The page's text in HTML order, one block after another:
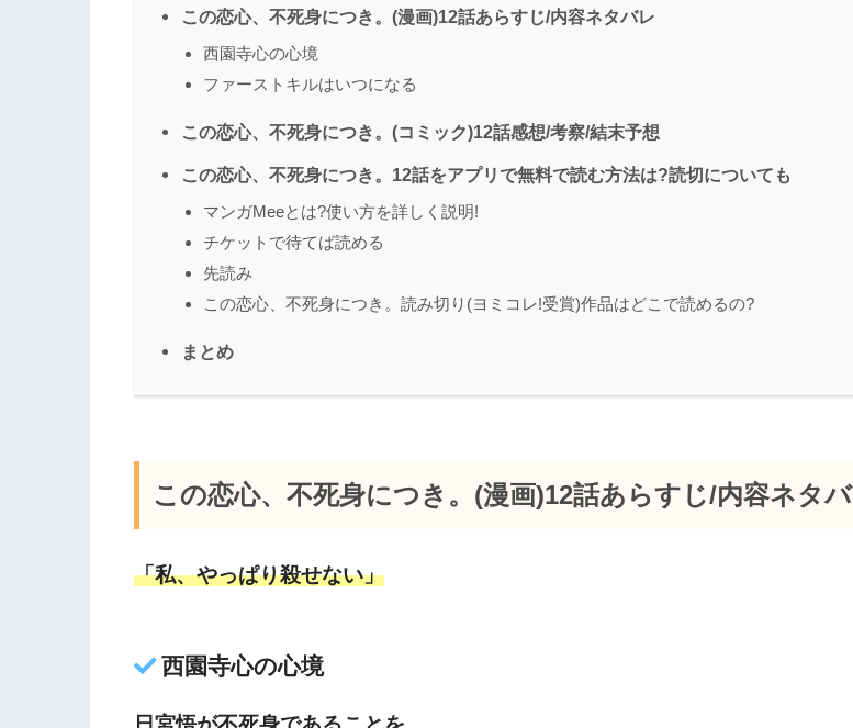
この恋心、不死身につき。(漫画)12話あらすじ/内容ネタバレ
西園寺心の心境
ファーストキルはいつになる
この恋心、不死身につき。(コミック)12話感想/考察/結末予想
この恋心、不死身につき。12話をアプリで無料で読む方法は?読切についても
マンガMeeとは?使い方を詳しく説明!
チケットで待てば読める
先読み
この恋心、不死身につき。読み切り(ヨミコレ!受賞)作品はどこで読めるの?
まとめ
この恋心、不死身につき。(漫画)12話あらすじ/内容ネタ
「私、やっぱり殺せない」
西園寺心の心境